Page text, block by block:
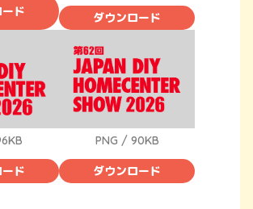
ド ダウンロード
ド
PNG / 90KB
ダウンロード